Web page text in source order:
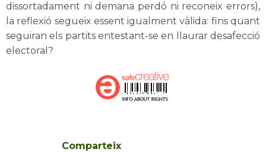
dissortadament ni demana perdó ni reconeix errors),
la reflexió segueix essent igualment vàlida: fins quant
seguiran els partits entestant-se en llaurar desafecció
electoral?
Comparteix